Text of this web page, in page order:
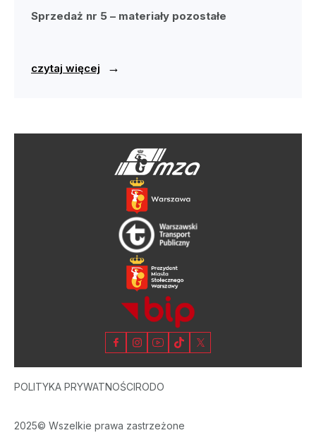
Sprzedaż nr 5 – materiały pozostałe
czytaj więcej →
POLITYKA PRYWATNOŚCI RODO
2025© Wszelkie prawa zastrzeżone